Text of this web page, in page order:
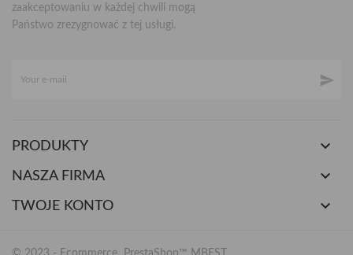
zaakceptowaniu w każdej chwili mogą
Państwo zrezygnować z tej usługi.

PRODUKTY 
NASZA FIRMA 
TWOJE KONTO 